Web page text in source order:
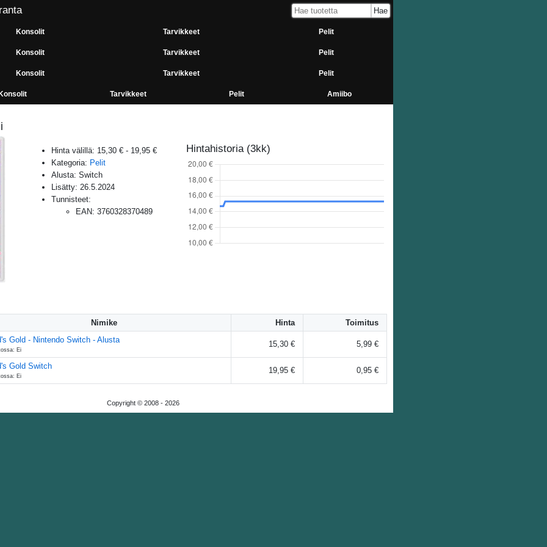
Konsolit Tarvikkeet Pelit
Konsolit Tarvikkeet Pelit
Konsolit Tarvikkeet Pelit
Tarvikkeet Pelit Amiibo
Hinta välillä: 15,30 € - 19,95 €
Kategoria: Pelit
Alusta: Switch
Lisätty: 26.5.2024
Tunnisteet:
EAN: 3760328370489
Hintahistoria (3kk)
Nimike Hinta
Toimitus
Gold - Nintendo Switch - Alusta
Ei
15,30 € 5,99 €
Gold Switch
Ei
19,95 € 0,95 €
Copyright © 2008 - 2026